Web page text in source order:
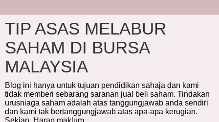
TIP ASAS MELABUR
SAHAM DI BURSA
MALAYSIA
Blog ini hanya untuk tujuan pendidikan sahaja dan kami
tidak memberi sebarang saranan jual beli saham. Tindakan
urusniaga saham adalah atas tanggungjawab anda sendiri
dan kami tak bertanggungjawab atas apa-apa kerugian.
Sekian. Harap maklum.